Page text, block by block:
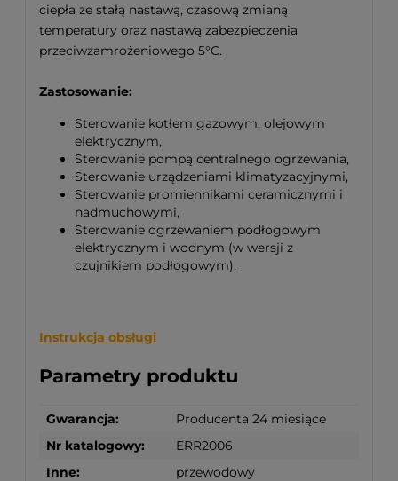
ciepła ze stałą nastawą, czasową zmianą
temperatury oraz nastawą zabezpieczenia
przeciwzamrożeniowego 5°C.
Zastosowanie:
Sterowanie kotłem gazowym, olejowym
elektrycznym,
Sterowanie pompą centralnego ogrzewania,
Sterowanie urządzeniami klimatyzacyjnymi,
Sterowanie promiennikami ceramicznymi i
nadmuchowymi,
Sterowanie ogrzewaniem podłogowym
elektrycznym i wodnym (w wersji z
czujnikiem podłogowym).
Instrukcja obsługi
Parametry produktu
Gwarancja:
Producenta 24 miesiące
Nr katalogowy:
ERR2006
Inne:
przewodowy